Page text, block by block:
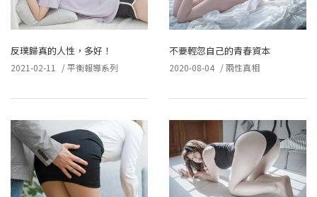
反璞歸真的人性，多好！
2021-02-11 /平衡報導系列
不要輕忽自己的青春資本
2020-08-04 /兩性真相